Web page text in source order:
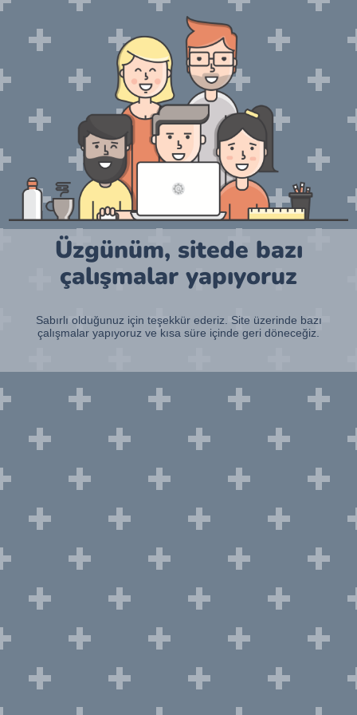
Üzgünüm, sitede bazı
çalışmalar yapıyoruz
Sabırlı olduğunuz için teşekkür ederiz. Site üzerinde bazı
çalışmalar yapıyoruz ve kısa süre içinde geri döneceğiz.